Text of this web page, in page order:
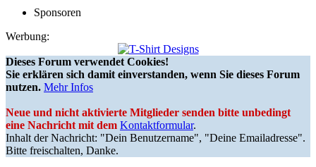
Sponsoren
Werbung:
Dieses Forum verwendet Cookies!
Sie erklären sich damit einverstanden, wenn Sie dieses Forum
nutzen. Mehr Infos
Neue und nicht aktivierte Mitglieder senden bitte unbedingt
eine Nachricht mit dem Kontaktformular.
Inhalt der Nachricht: "Dein Benutzername", "Deine Emailadresse".
Bitte freischalten, Danke.